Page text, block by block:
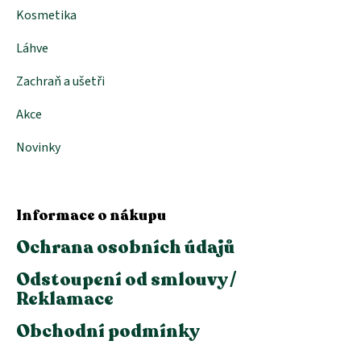
Kosmetika
Láhve
Zachraň a ušetři
Akce
Novinky
Informace o nákupu
Ochrana osobních údajů
Odstoupení od smlouvy /
Reklamace
Obchodní podmínky